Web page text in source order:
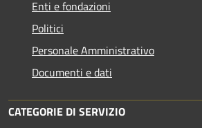
Enti e fondazioni
Politici
Personale Amministrativo
Documenti e dati
CATEGORIE DI SERVIZIO